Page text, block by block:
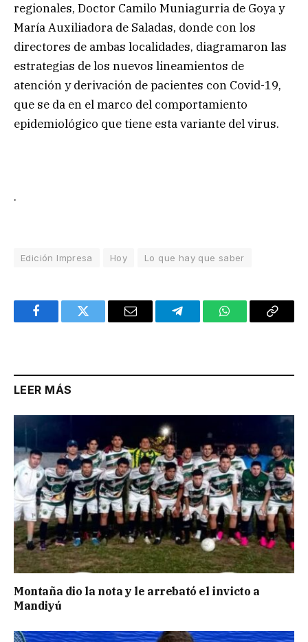
regionales, Doctor Camilo Muniagurria de Goya y
María Auxiliadora de Saladas, donde con los
directores de ambas localidades, diagramaron las
estrategias de los nuevos lineamientos de
atención y derivación de pacientes con Covid-19,
que se da en el marco del comportamiento
epidemiológico que tiene esta variante del virus.
.
Edición Impresa Hoy Lo que hay que saber
FacebookTwitter Email TelegramWhatsAppCopy
LEER MÁS
Montaña dio la nota y le arrebató el invicto a
Mandiyú